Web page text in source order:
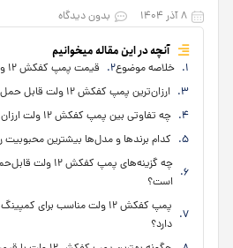
۸ آذر ۱۴۰۴ بدون دیدگاه
آنچه در این مقاله میخوانیم
خلاصه موضوع
قیمت پمپ کفکش ۱۲ ولت چگونه تعیین می‌شود؟
ارزان‌ترین پمپ کفکش ۱۲ ولت قابل حمل چه ویژگی‌هایی دارد؟
چه تفاوتی بین پمپ کفکش ۱۲ ولت ارزان و گران وجود دارد؟
کدام برندها و مدل‌ها بیشترین محبوبیت
چه گزینه‌های پمپ
است؟
پمپ کفکش ۱۲ ولت مناسب برای
دارد؟